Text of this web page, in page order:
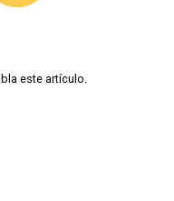
este artículo.